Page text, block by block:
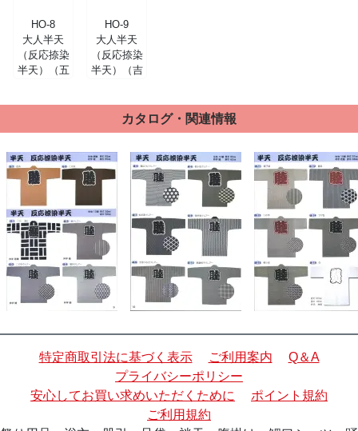
HO-8
大人半天
（反応捺染
半天）（五
HO-9
大人半天
（反応捺染
半天）（吉
カタログ・関連情報
特定商取引法に基づく表示 ご利用案内
Q＆A
プライバシーポリシー
安心してお買い求めいただくために
ポイント規約
ご利用規約